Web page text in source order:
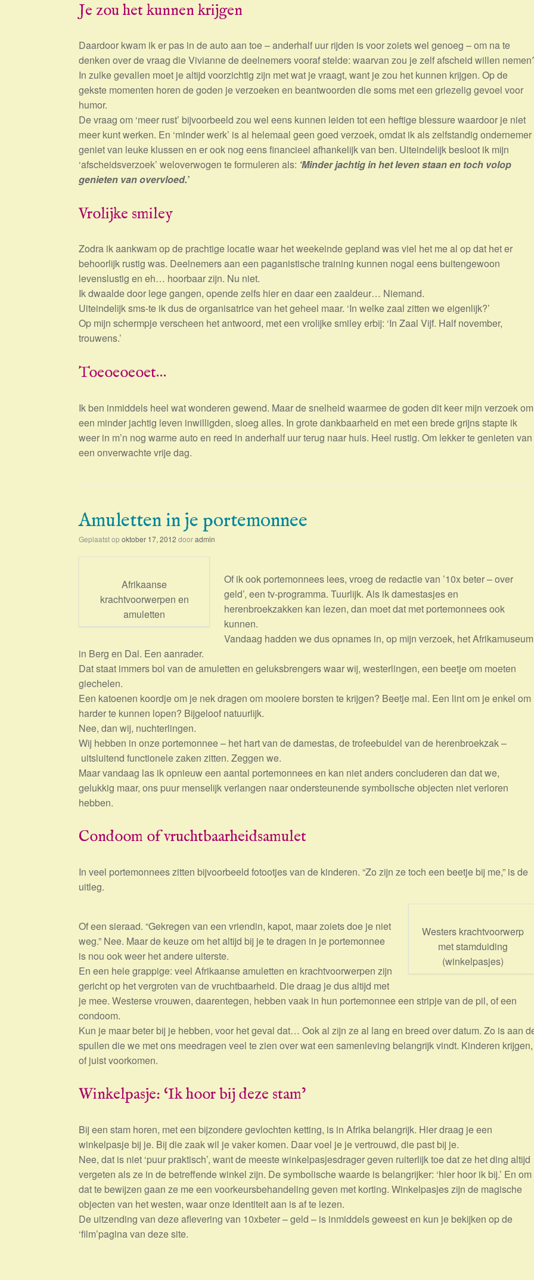
Je zou het kunnen krijgen
Daardoor kwam ik er pas in de auto aan toe – anderhalf uur rijden is voor zoiets wel genoeg – om na te
denken over de vraag die Vivianne de deelnemers vooraf stelde: waarvan zou je zelf afscheid willen
In zulke gevallen moet je altijd voorzichtig zijn met wat je vraagt, want je zou het kunnen krijgen. Op de
gekste momenten horen de goden je verzoeken en beantwoorden die soms met een griezelig gevoel voor
humor.
De vraag om ‘meer rust’ bijvoorbeeld zou wel eens kunnen leiden tot een heftige blessure waardoor je niet
meer kunt werken. En ‘minder werk’ is al helemaal geen goed verzoek, omdat ik als zelfstandig ondernemer
geniet van leuke klussen en er ook nog eens financieel afhankelijk van ben. Uiteindelijk besloot ik mijn
‘afscheidsverzoek’ weloverwogen te formuleren als: ‘Minder jachtig in het leven staan en toch volop
genieten van overvloed.’
Vrolijke smiley
Zodra ik aankwam op de prachtige locatie waar het weekeinde gepland was viel het me al op dat het er
behoorlijk rustig was. Deelnemers aan een paganistische training kunnen nogal eens buitengewoon
levenslustig en eh… hoorbaar zijn. Nu niet.
Ik dwaalde door lege gangen, opende zelfs hier en daar een zaaldeur… Niemand.
Uiteindelijk sms-te ik dus de organisatrice van het geheel maar. ‘In welke zaal zitten we eigenlijk?’
Op mijn schermpje verscheen het antwoord, met een vrolijke smiley erbij: ‘In Zaal Vijf. Half november,
trouwens.’
Toeoeoeoet…
Ik ben inmiddels heel wat wonderen gewend. Maar de snelheid waarmee de goden dit keer mijn verzoek om
een minder jachtig leven inwilligden, sloeg alles. In grote dankbaarheid en met een brede grijns stapte ik
weer in m’n nog warme auto en reed in anderhalf uur terug naar huis. Heel rustig. Om lekker te genieten van
een onverwachte vrije dag.
Amuletten in je portemonnee
Geplaatst opoktober 17, 2012 dooradmin
Afrikaanse
krachtvoorwerpen en
amuletten
Of ik ook portemonnees lees, vroeg de redactie van ’10x beter – over
geld’, een tv-programma. Tuurlijk. Als ik damestasjes en
herenbroekzakken kan lezen, dan moet dat met portemonnees ook
kunnen.
Vandaag hadden we dus opnames in, op mijn verzoek, het Afrikamuseum
in Berg en Dal. Een aanrader.
Dat staat immers bol van de amuletten en geluksbrengers waar wij, westerlingen, een beetje om moeten
giechelen.
Een katoenen koordje om je nek dragen om mooiere borsten te krijgen? Beetje mal. Een lint om je enkel om
harder te kunnen lopen? Bijgeloof natuurlijk.
Nee, dan wij, nuchterlingen.
Wij hebben in onze portemonnee – het hart van de damestas, de trofeebuidel van de herenbroekzak –
uitsluitend functionele zaken zitten. Zeggen we.
Maar vandaag las ik opnieuw een aantal portemonnees en kan niet anders concluderen dan dat we,
gelukkig maar, ons puur menselijk verlangen naar ondersteunende symbolische objecten niet verloren
hebben.
Condoom of vruchtbaarheidsamulet
In veel portemonnees zitten bijvoorbeeld fotootjes van de kinderen. “Zo zijn ze toch een beetje bij me,” is de
uitleg.
Westers krachtvoorwerp
met stamduiding
(winkelpasjes)
Of een sieraad. “Gekregen van een vriendin, kapot, maar zoiets doe je niet
weg.” Nee. Maar de keuze om het altijd bij je te dragen in je portemonnee
is nou ook weer het andere uiterste.
En een hele grappige: veel Afrikaanse amuletten en krachtvoorwerpen zijn
gericht op het vergroten van de vruchtbaarheid. Die draag je dus altijd met
je mee. Westerse vrouwen, daarentegen, hebben vaak in hun portemonnee een stripje van de pil, of een
condoom.
Kun je maar beter bij je hebben, voor het geval dat… Ook al zijn ze al lang en breed over datum. Zo is aan
spullen die we met ons meedragen veel te zien over wat een samenleving belangrijk vindt. Kinderen krijgen,
of juist voorkomen.
Winkelpasje: ‘Ik hoor bij deze stam’
Bij een stam horen, met een bijzondere gevlochten ketting, is in Afrika belangrijk. Hier draag je een
winkelpasje bij je. Bij die zaak wil je vaker komen. Daar voel je je vertrouwd, die past bij je.
Nee, dat is niet ‘puur praktisch’, want de meeste winkelpasjesdrager geven ruiterlijk toe dat ze het ding altijd
vergeten als ze in de betreffende winkel zijn. De symbolische waarde is belangrijker: ‘hier hoor ik bij.’ En om
dat te bewijzen gaan ze me een voorkeursbehandeling geven met korting. Winkelpasjes zijn de magische
objecten van het westen, waar onze identiteit aan is af te lezen.
De uitzending van deze aflevering van 10xbeter – geld – is inmiddels geweest en kun je bekijken op de
‘film’pagina van deze site.